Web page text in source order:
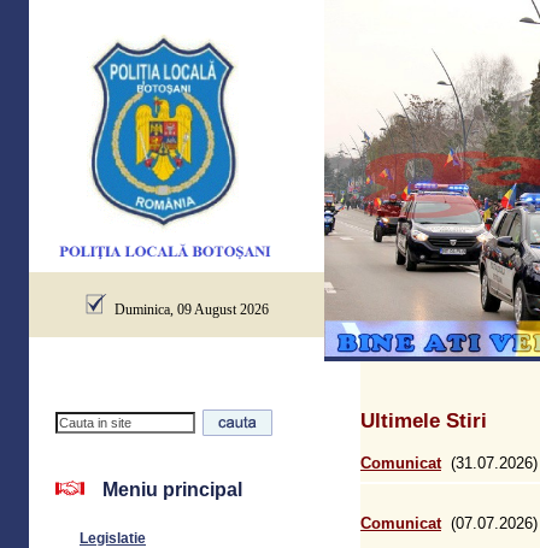
Duminica, 09 August 2026
Ultimele Stiri
Comunicat(31.07.2026)
Comunicat(07.07.2026)
Meniu principal
Legislatie